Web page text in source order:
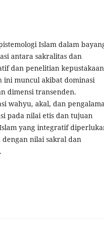
Islam dalam
antara sakralitas dan
dan penelitian
ini muncul akibat dominasi
dimensi transenden.
wahyu, akal, dan
pada nilai etis dan tujuan
yang integratif
nilai sakral dan